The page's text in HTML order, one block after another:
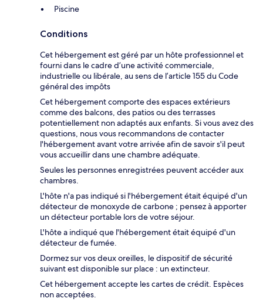
Piscine
Conditions
Cet hébergement est géré par un hôte professionnel et
fourni dans le cadre d’une activité commerciale,
industrielle ou libérale, au sens de l’article 155 du Code
général des impôts
Cet hébergement comporte des espaces extérieurs
comme des balcons, des patios ou des terrasses
potentiellement non adaptés aux enfants. Si vous avez des
questions, nous vous recommandons de contacter
l'hébergement avant votre arrivée afin de savoir s'il peut
vous accueillir dans une chambre adéquate.
Seules les personnes enregistrées peuvent accéder aux
chambres.
L'hôte n'a pas indiqué si l'hébergement était équipé d'un
détecteur de monoxyde de carbone ; pensez à apporter
un détecteur portable lors de votre séjour.
L'hôte a indiqué que l'hébergement était équipé d'un
détecteur de fumée.
Dormez sur vos deux oreilles, le dispositif de sécurité
suivant est disponible sur place : un extincteur.
Cet hébergement accepte les cartes de crédit. Espèces
non acceptées.